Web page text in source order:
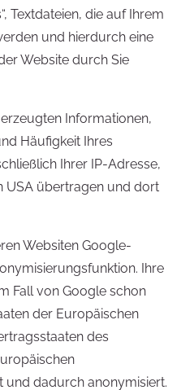
Textdateien, die auf Ihrem
und hierdurch eine
Website durch Sie
Informationen,
Häufigkeit Ihres
Ihrer IP-Adresse,
USA übertragen und dort
Websiten Google-
Ihre
Fall von Google schon
der Europäischen
des
dadurch anonymisiert.